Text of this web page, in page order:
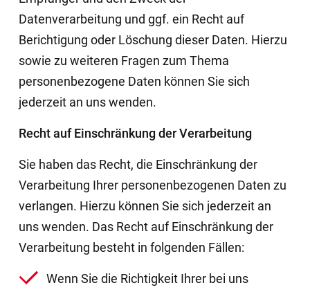
Datenverarbeitung und ggf. ein Recht auf
Berichtigung oder Löschung dieser Daten. Hierzu
sowie zu weiteren Fragen zum Thema
personenbezogene Daten können Sie sich
jederzeit an uns wenden.
Recht auf Einschränkung der Verarbeitung
Sie haben das Recht, die Einschränkung der
Verarbeitung Ihrer personenbezogenen Daten zu
verlangen. Hierzu können Sie sich jederzeit an
uns wenden. Das Recht auf Einschränkung der
Verarbeitung besteht in folgenden Fällen:
Wenn Sie die Richtigkeit Ihrer bei uns